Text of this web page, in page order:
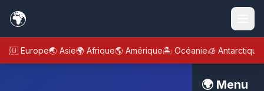
🌍
🇪🇺 Europe🌏 Asie🌍 Afrique🌎 Amérique🏝️ Océanie🧊 Antarctique
🌍 Menu